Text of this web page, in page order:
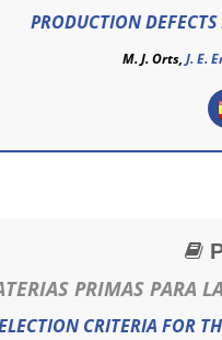
PRODUCTION
M. J. Orts, J. E.
PRIMAS PARA
CRITERIA FOR